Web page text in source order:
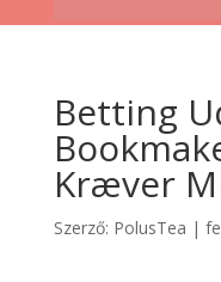
Betting
Kræver
Szerző: PolusTea |